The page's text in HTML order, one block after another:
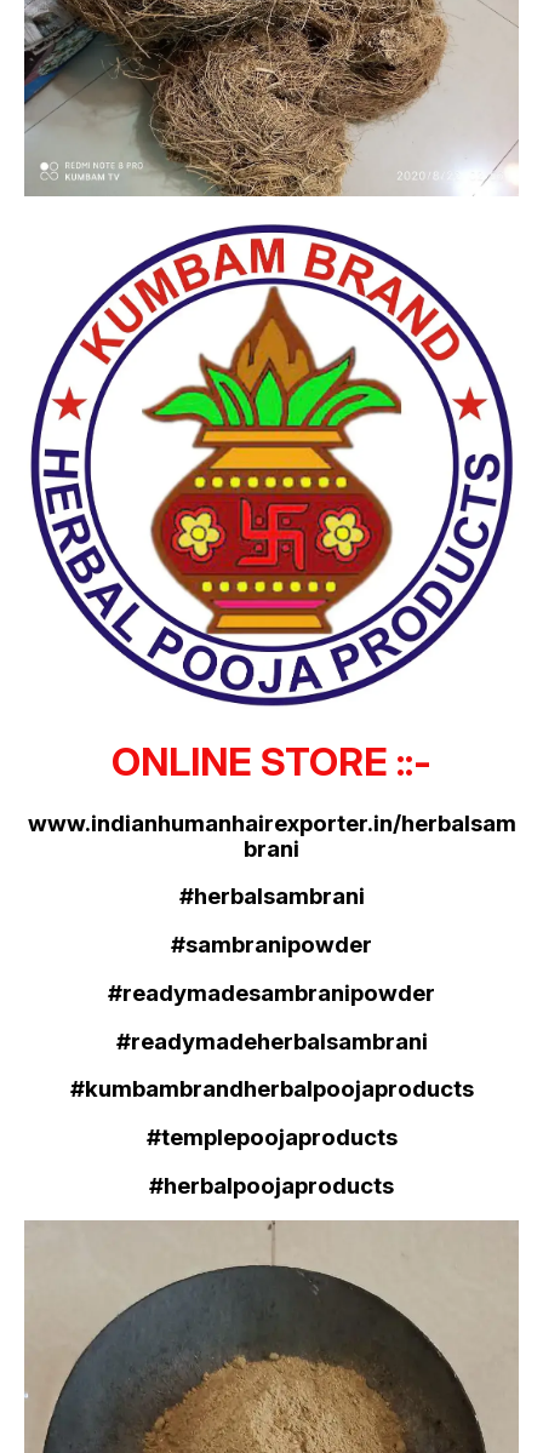
ONLINE STORE ::-
www.indianhumanhairexporter.in/herbalsam
brani
#herbalsambrani
#sambranipowder
#readymadesambranipowder
#readymadeherbalsambrani
#kumbambrandherbalpoojaproducts
#templepoojaproducts
#herbalpoojaproducts